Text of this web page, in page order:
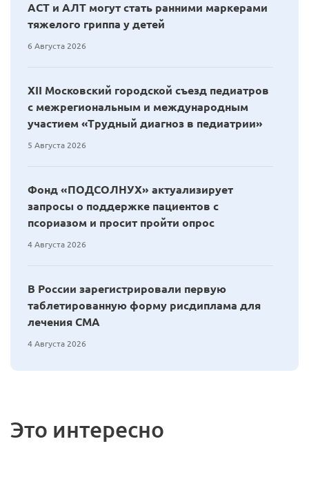
АСТ и АЛТ могут стать ранними маркерами
тяжелого гриппа у детей
6 Августа 2026
XII Московский городской съезд педиатров
с межрегиональным и международным
участием «Трудный диагноз в педиатрии»
5 Августа 2026
Фонд «ПОДСОЛНУХ» актуализирует
запросы о поддержке пациентов с
псориазом и просит пройти опрос
4 Августа 2026
В России зарегистрировали первую
таблетированную форму рисдиплама для
лечения СМА
4 Августа 2026
Это интересно